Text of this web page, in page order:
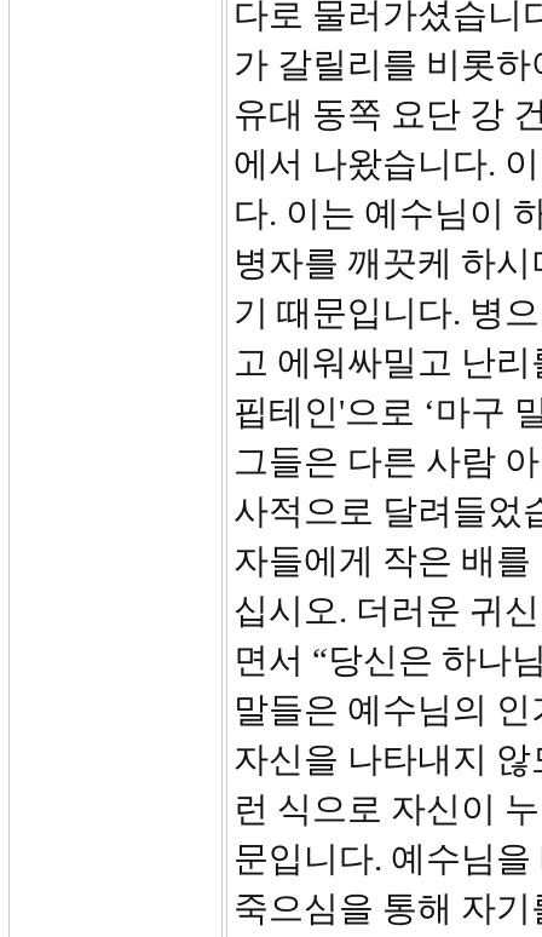
다로 물러가셨습니
가 갈릴리를 비롯
유대 동쪽 요단 강
에서 나왔습니다.
다. 이는 예수님이
병자를 깨끗케 하
기 때문입니다. 병
고 에워싸밀고 난
핍테인'으로 ‘마구
그들은 다른 사람
사적으로 달려들었
자들에게 작은 배
십시오. 더러운 귀
면서 “당신은 하나
말들은 예수님의
자신을 나타내지
런 식으로 자신이
문입니다. 예수님
죽으심을 통해 자